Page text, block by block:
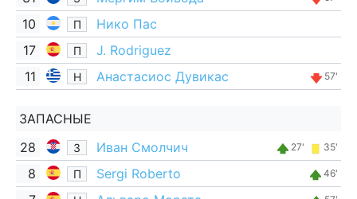
10 П
Нико Пас
17
П
J. Rodriguez
11
Н Анастасиос Дувикас 57'
ЗАПАСНЫЕ
28
З Иван Смолчич 27' 35'
8 П Sergi Roberto 46'